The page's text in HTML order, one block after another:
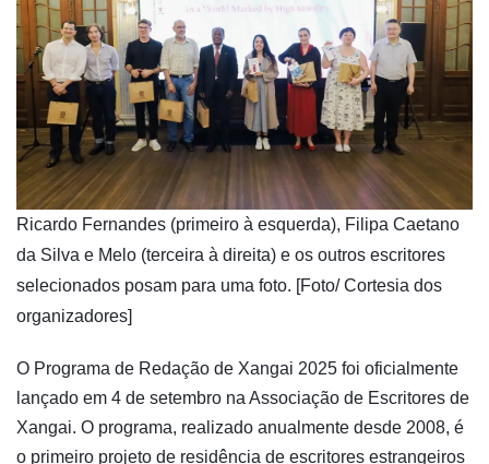
​Ricardo Fernandes (primeiro à esquerda), Filipa Caetano
da Silva e Melo (terceira à direita) e os outros escritores
selecionados posam para uma foto. [Foto/ Cortesia dos
organizadores]
O Programa de Redação de Xangai 2025 foi oficialmente
lançado em 4 de setembro na Associação de Escritores de
Xangai. O programa, realizado anualmente desde 2008, é
o primeiro projeto de residência de escritores estrangeiros